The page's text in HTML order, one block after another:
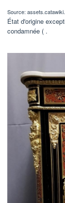
Source:
État d'origine
condamnée ( .